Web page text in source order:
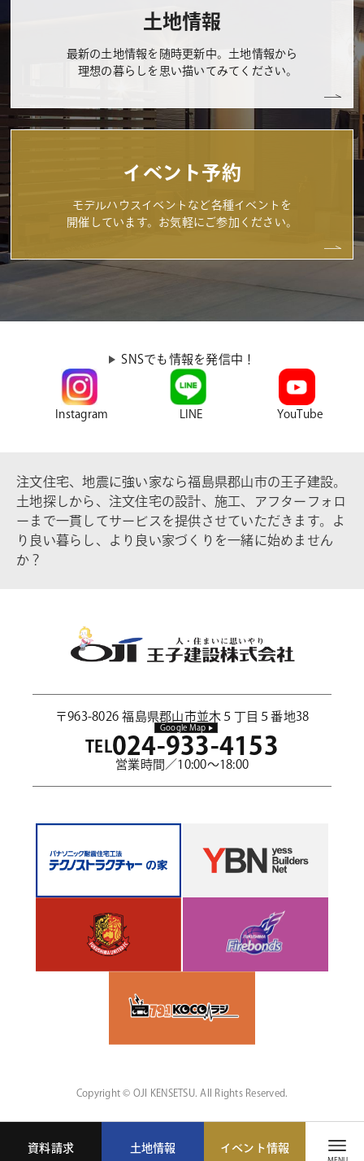
MENU
土地情報
最新の土地情報を随時更新中。土地情報から
理想の暮らしを思い描いてみてください。
イベント予約
モデルハウスイベントなど各種イベントを
開催しています。お気軽にご参加ください。
SNSでも情報を発信中！
Instagram LINE YouTube
注文住宅、地震に強い家なら福島県郡山市の王子建設。
土地探しから、注文住宅の設計、施工、アフターフォロ
ーまで一貫してサービスを提供させていただきます。よ
り良い暮らし、より良い家づくりを一緒に始めません
か？
〒963-8026 福島県郡山市並木５丁目５番地38
Google Map
TEL 024-933-4153
営業時間／10:00～18:00
Copyright © OJI KENSETSU. All Rights Reserved.
資料請求 土地情報 イベント情報
MENU